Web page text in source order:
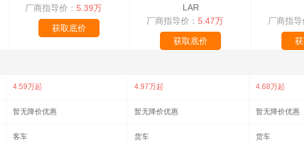
厂商指导价： 5.39万
获取底价
LAR
厂商指导价： 5.47万
获取底价
厂商指导
4.59万起 4.97万起 4.68万起
暂无降价优惠 暂无降价优惠 暂无降价优惠
客车 货车 货车